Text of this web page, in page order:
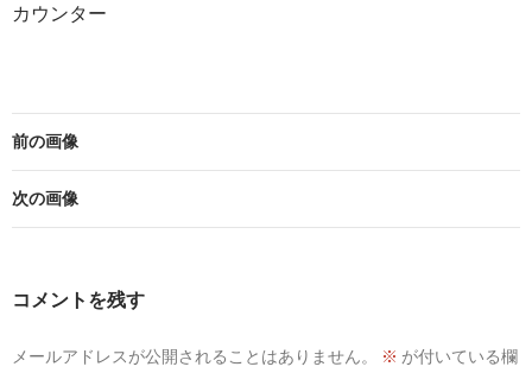
カウンター
前の画像
次の画像
コメントを残す
メールアドレスが公開されることはありません。 ※ が付いている欄